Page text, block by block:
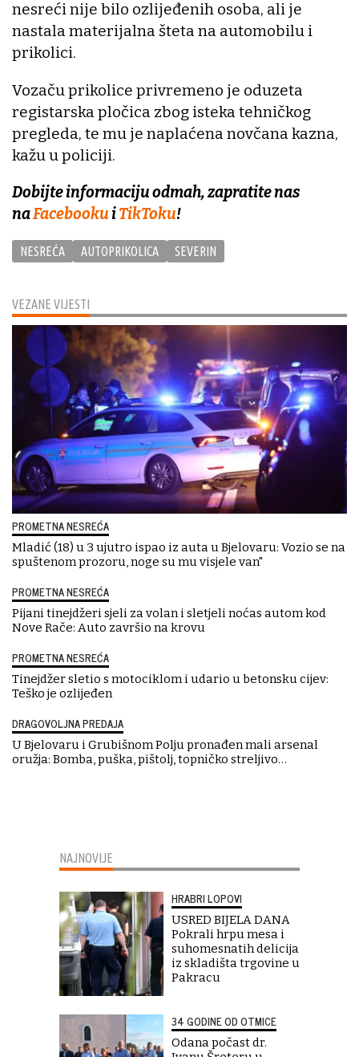
VEZANE VIJESTI
PROMETNA NESREĆA
Mladić (18) u 3 ujutro ispao iz auta u Bjelovaru: Vozio se na
spuštenom prozoru, noge su mu visjele van"
PROMETNA NESREĆA
Pijani tinejdžeri sjeli za volan i sletjeli noćas autom kod
Nove Rače: Auto završio na krovu
PROMETNA NESREĆA
Tinejdžer sletio s motociklom i udario u betonsku cijev:
Teško je ozlijeđen
DRAGOVOLJNA PREDAJA
U Bjelovaru i Grubišnom Polju pronađen mali arsenal
oružja: Bomba, puška, pištolj, topničko streljivo…
nesreći nije bilo ozlijeđenih osoba, ali je
nastala materijalna šteta na automobilu i
prikolici.
Vozaču prikolice privremeno je oduzeta
registarska pločica zbog isteka tehničkog
pregleda, te mu je naplaćena novčana kazna,
kažu u policiji.
Dobijte informaciju odmah, zapratite nas
naFacebookuiTikToku!
NESREĆA AUTOPRIKOLICA SEVERIN
NAJNOVIJE
HRABRI LOPOVI
USRED BIJELA DANA
Pokrali hrpu mesa i
suhomesnatih delicija
iz skladišta trgovine u
Pakracu
34 GODINE OD OTMICE
Odana počast dr.